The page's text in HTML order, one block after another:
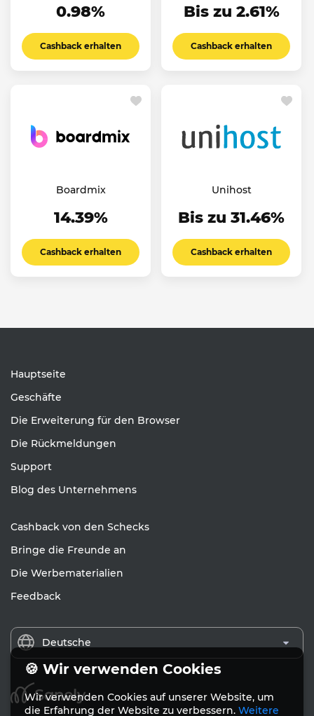
0.98%
Cashback erhalten
Bis zu 2.61%
Cashback erhalten
Boardmix
14.39%
Cashback erhalten
Unihost
Bis zu 31.46%
Cashback erhalten
Hauptseite
Geschäfte
Die Erweiterung für den Browser
Die Rückmeldungen
Support
Blog des Unternehmens
Cashback von den Schecks
Bringe die Freunde an
Die Werbematerialien
Feedback
Deutsche
🍪 Wir verwenden Cookies
Wir verwenden Cookies auf unserer Website, um
die Erfahrung der Website zu verbessern. Weitere